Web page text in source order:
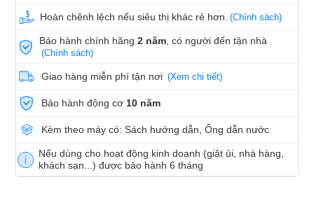
Hoàn chênh lệch nếu siêu thị khác rẻ hơn. (Chính sách)
Bảo hành chính hãng2 năm , có người đến tận nhà
(Chính sách)
Giao hàng miễn phí tận nơi (Xem chi tiết)
Bảo hành động cơ 10 năm
Kèm theo máy có: Sách hướng dẫn, Ống dẫn nước
Nếu dùng cho hoạt động kinh doanh (giặt ủi, nhà hàng,
khách sạn...) được bảo hành 6 tháng